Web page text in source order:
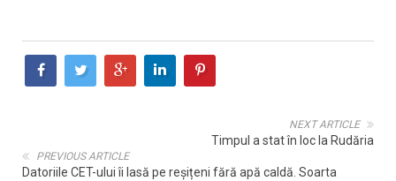
NEXT ARTICLE
Timpul a stat în loc la Rudăria
PREVIOUS ARTICLE
Datoriile CET-ului îi lasă pe reșițeni fără apă caldă. Soarta